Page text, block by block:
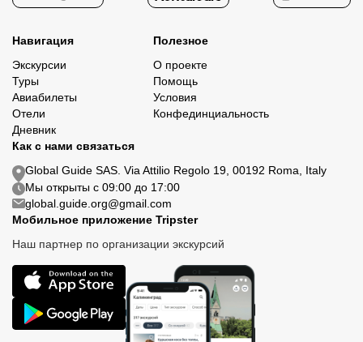
Навигация
Экскурсии
Туры
Авиабилеты
Отели
Дневник
Полезное
О проекте
Помощь
Условия
Конфединциальность
Как с нами связаться
Global Guide SAS. Via Attilio Regolo 19, 00192 Roma, Italy
Мы открыты с 09:00 до 17:00
global.guide.org@gmail.com
Мобильное приложение Tripster
Наш партнер по организации экскурсий